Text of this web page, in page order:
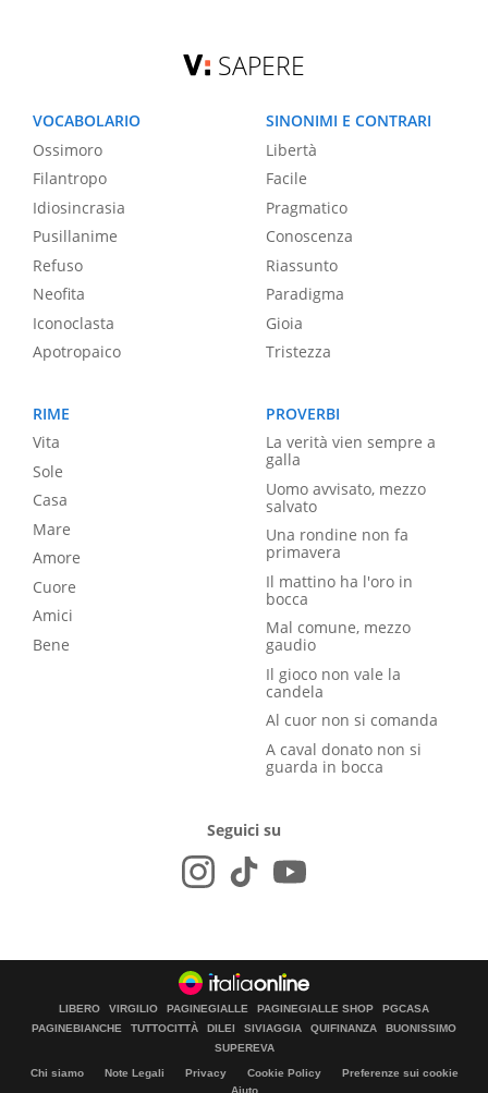
SAPERE
VOCABOLARIO
Ossimoro
Filantropo
Idiosincrasia
Pusillanime
Refuso
Neofita
Iconoclasta
Apotropaico
SINONIMI E CONTRARI
Libertà
Facile
Pragmatico
Conoscenza
Riassunto
Paradigma
Gioia
Tristezza
RIME
Vita
Sole
Casa
Mare
Amore
Cuore
Amici
Bene
PROVERBI
La verità vien sempre a
galla
Uomo avvisato, mezzo
salvato
Una rondine non fa
primavera
Il mattino ha l'oro in
bocca
Mal comune, mezzo
gaudio
Il gioco non vale la
candela
Al cuor non si comanda
A caval donato non si
guarda in bocca
Seguici su
LIBERO VIRGILIO PAGINEGIALLE PAGINEGIALLE SHOP
PGCASA
PAGINEBIANCHE
TUTTOCITTÀ DILEI SIVIAGGIA QUIFINANZA
BUONISSIMO
SUPEREVA
Chi siamo Note Legali Privacy Cookie Policy
Preferenze sui cookie